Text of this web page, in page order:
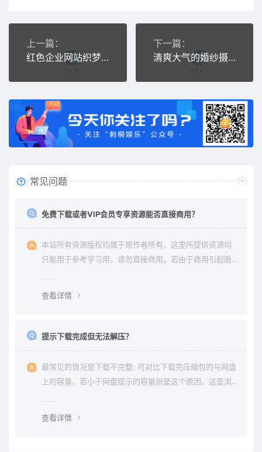
上一篇：
红色企业网站织梦源码
下一篇：
清爽大气的婚纱摄影婚庆公司网站源码
常见问题
免费下载或者VIP会员专享资源能否直接商用？
本站所有资源版权均属于原作者所有，这里所提供资源均
只能用于参考学习用，请勿直接商用。若由于商用引起版
查看详情
提示下载完成但无法解压？
最常见的情况是下载不完整: 可对比下载完压缩包的与网盘
上的容量，若小于网盘提示的容量则是这个原因。这是浏
查看详情